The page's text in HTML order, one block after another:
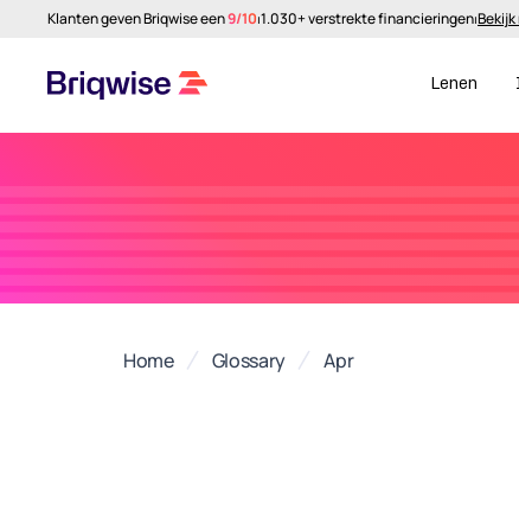
Klanten geven Briqwise een9/10⏐1.030+ verstrekte financieringen⏐
Lenen
Home Glossary Apr